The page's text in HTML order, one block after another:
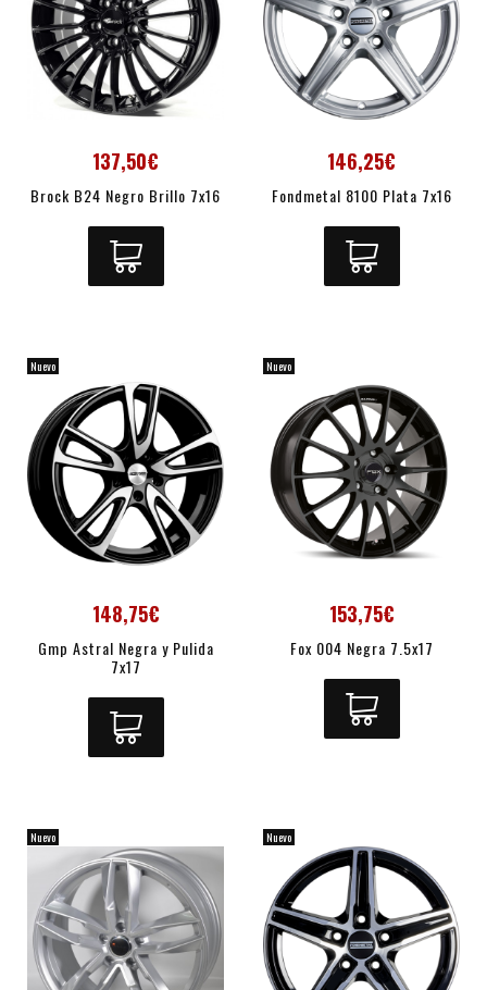
137,50€
Brock B24 Negro Brillo 7x16
146,25€
Fondmetal 8100 Plata 7x16
Nuevo
148,75€
Gmp Astral Negra y Pulida
7x17
Nuevo
153,75€
Fox 004 Negra 7.5x17
Nuevo Nuevo